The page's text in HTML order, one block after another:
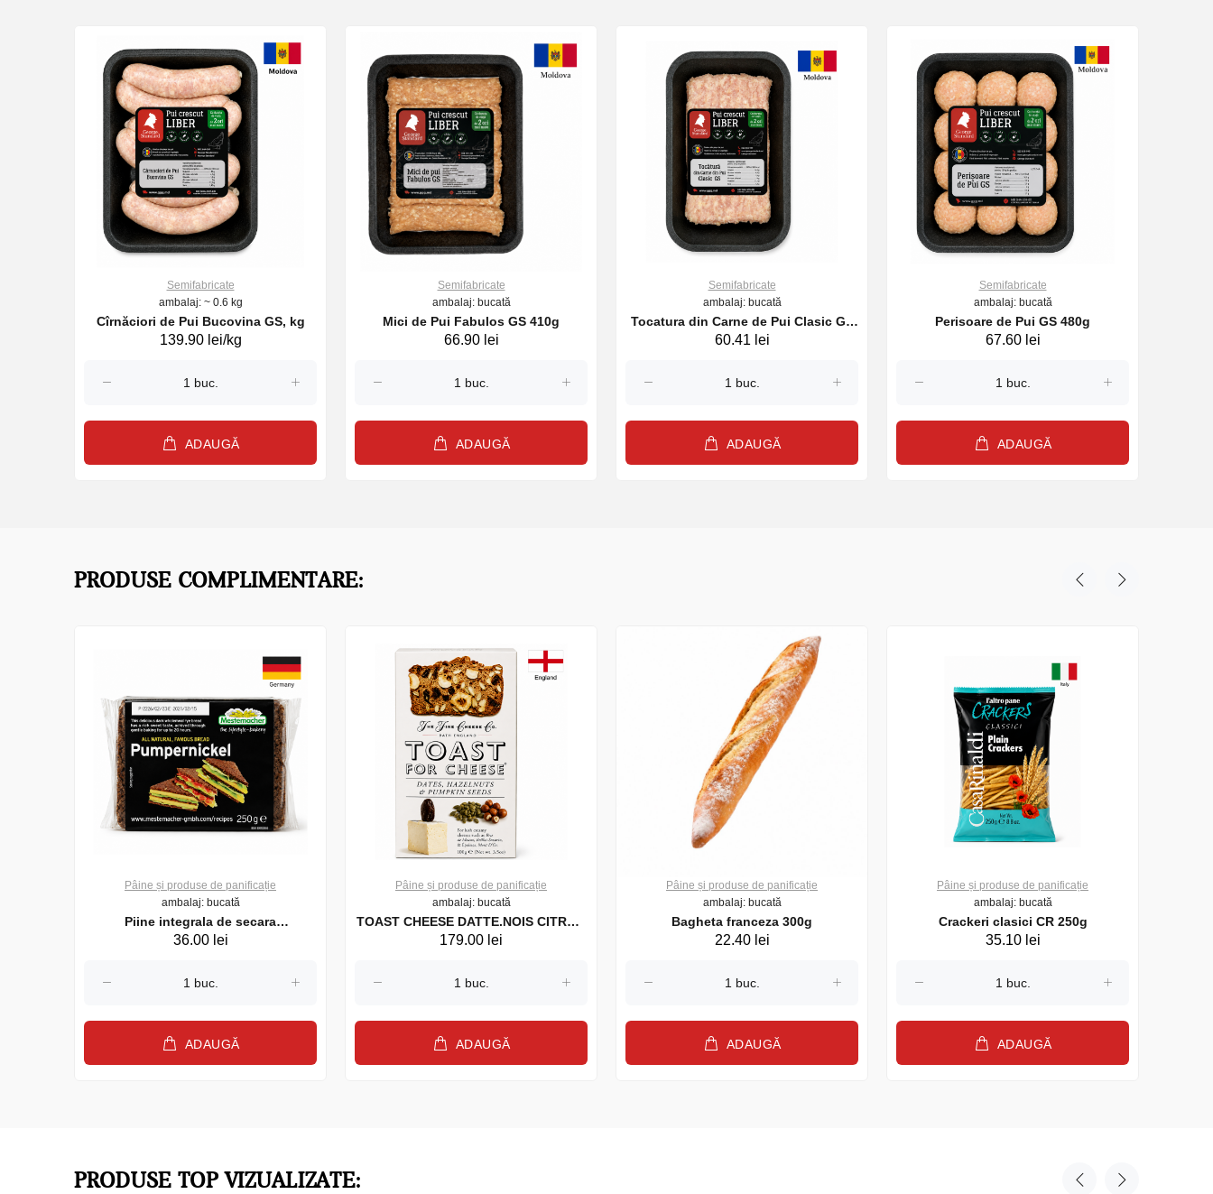
Semifabricate
ambalaj: ~ 0.6 kg
Cîrnăciori de Pui Bucovina GS, kg
139.90 lei/kg
ADAUGĂ
Semifabricate
ambalaj: bucată
Mici de Pui Fabulos GS 410g
66.90 lei
ADAUGĂ
Semifabricate
ambalaj: bucată
Tocatura din Carne de Pui Clasic GS
480g
60.41 lei
ADAUGĂ
Semifabricate
ambalaj: bucată
Perisoare de Pui GS 480g
67.60 lei
ADAUGĂ
PRODUSE COMPLIMENTARE:
Pâine și produse de panificație
ambalaj: bucată
Piine integrala de secara
Pumpernickel Mestemacher, 250 g
36.00 lei
ADAUGĂ
Pâine și produse de panificație
ambalaj: bucată
TOAST CHEESE DATTE.NOIS CITROU
100G (26793)
179.00 lei
ADAUGĂ
Pâine și produse de panificație
ambalaj: bucată
Bagheta franceza 300g
22.40 lei
ADAUGĂ
Pâine și produse de panificație
ambalaj: bucată
Crackeri clasici CR 250g
35.10 lei
ADAUGĂ
PRODUSE TOP VIZUALIZATE: